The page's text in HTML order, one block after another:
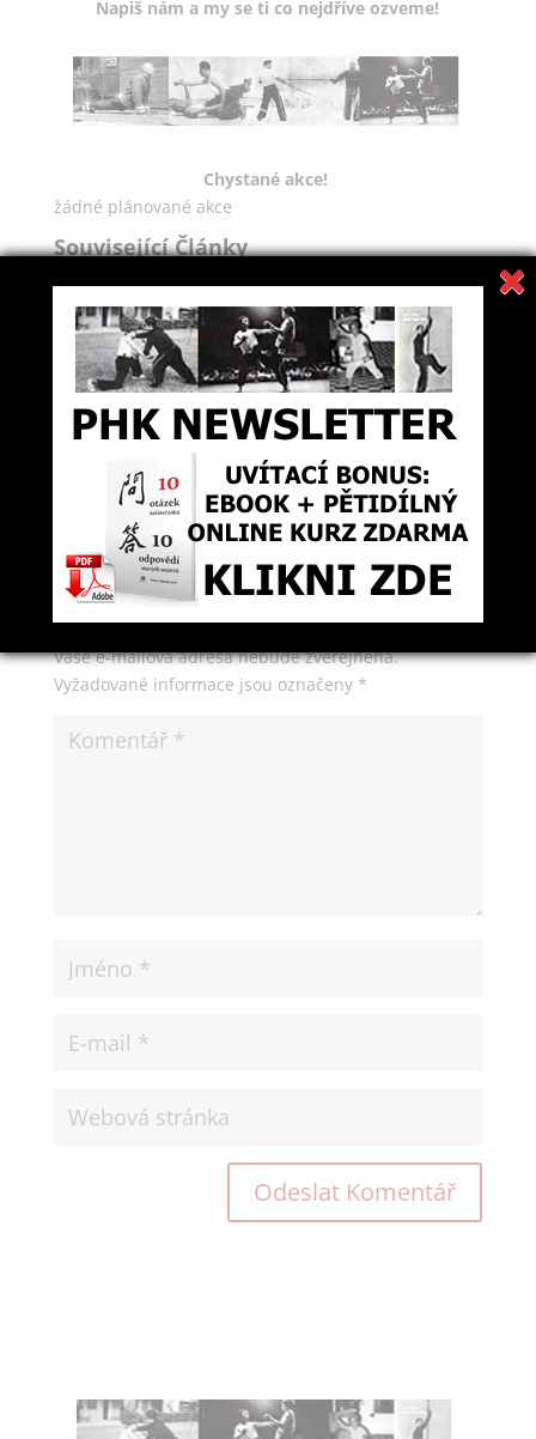
Napiš nám a my se ti co nejdříve ozveme!
Chystané akce!
žádné plánované akce
Související Články
Základy praktické sebeobrany alá PHK
„Osmnáct aplikačních drilů“ (Sap Baat Saan Sau)
Čínský styl “boje na zemi” [video]
Fundamentální silové cviky Practical Hung Kyun:
“Roztahování rattanového kruhu”
Odeslat Komentář
Vaše e-mailová adresa nebude zveřejněna.
Vyžadované informace jsou označeny *